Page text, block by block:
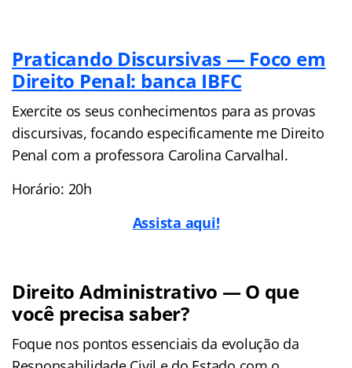
Praticando Discursivas — Foco em
Direito Penal: banca IBFC
Exercite os seus conhecimentos para as provas
discursivas, focando especificamente me Direito
Penal com a professora Carolina Carvalhal.
Horário: 20h
Assista aqui!
Direito Administrativo — O que
você precisa saber?
Foque nos pontos essenciais da evolução da